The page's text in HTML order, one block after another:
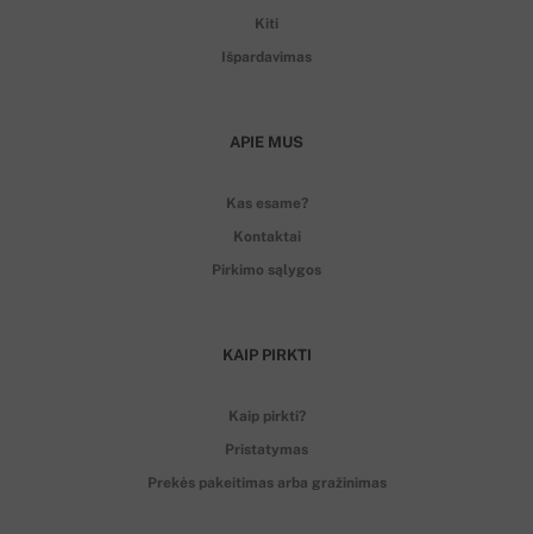
Kiti
Išpardavimas
APIE MUS
Kas esame?
Kontaktai
Pirkimo sąlygos
KAIP PIRKTI
Kaip pirkti?
Pristatymas
Prekės pakeitimas arba gražinimas